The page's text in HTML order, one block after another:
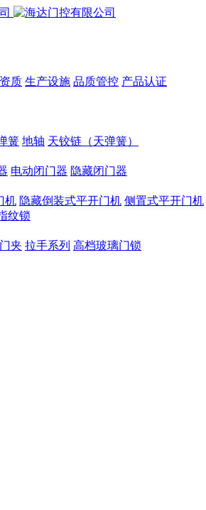
质 生产设施 品质管控 产品认证
簧 地轴 天铰链（天弹簧）
电动闭门器 隐藏闭门器
机 隐藏倒装式平开门机 侧置式平开门机
纹锁
夹 拉手系列 高档玻璃门锁